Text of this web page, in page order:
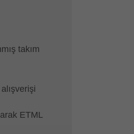
takım
ETML